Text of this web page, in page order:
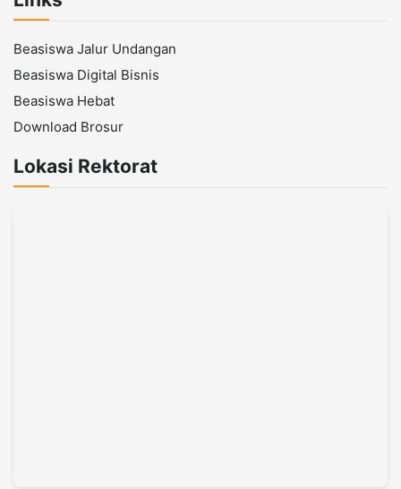
Beasiswa Jalur Undangan
Beasiswa Digital Bisnis
Beasiswa Hebat
Download Brosur
Lokasi Rektorat